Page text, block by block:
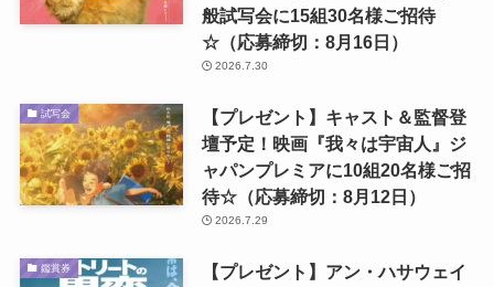
般試写会に15組30名様ご招待
☆（応募締切：8月16日）
2026.7.30
試写会
【プレゼント】キャスト＆監督登
壇予定！映画『我々は宇宙人』ジ
ャパンプレミアに10組20名様ご招
待☆（応募締切：8月12日）
2026.7.29
鑑賞券
【プレゼント】アン・ハサウェイ